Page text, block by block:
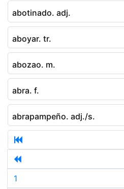
abotinado. adj.
aboyar. tr.
abozao. m.
abra. f.
abrapampeño. adj./s.
1